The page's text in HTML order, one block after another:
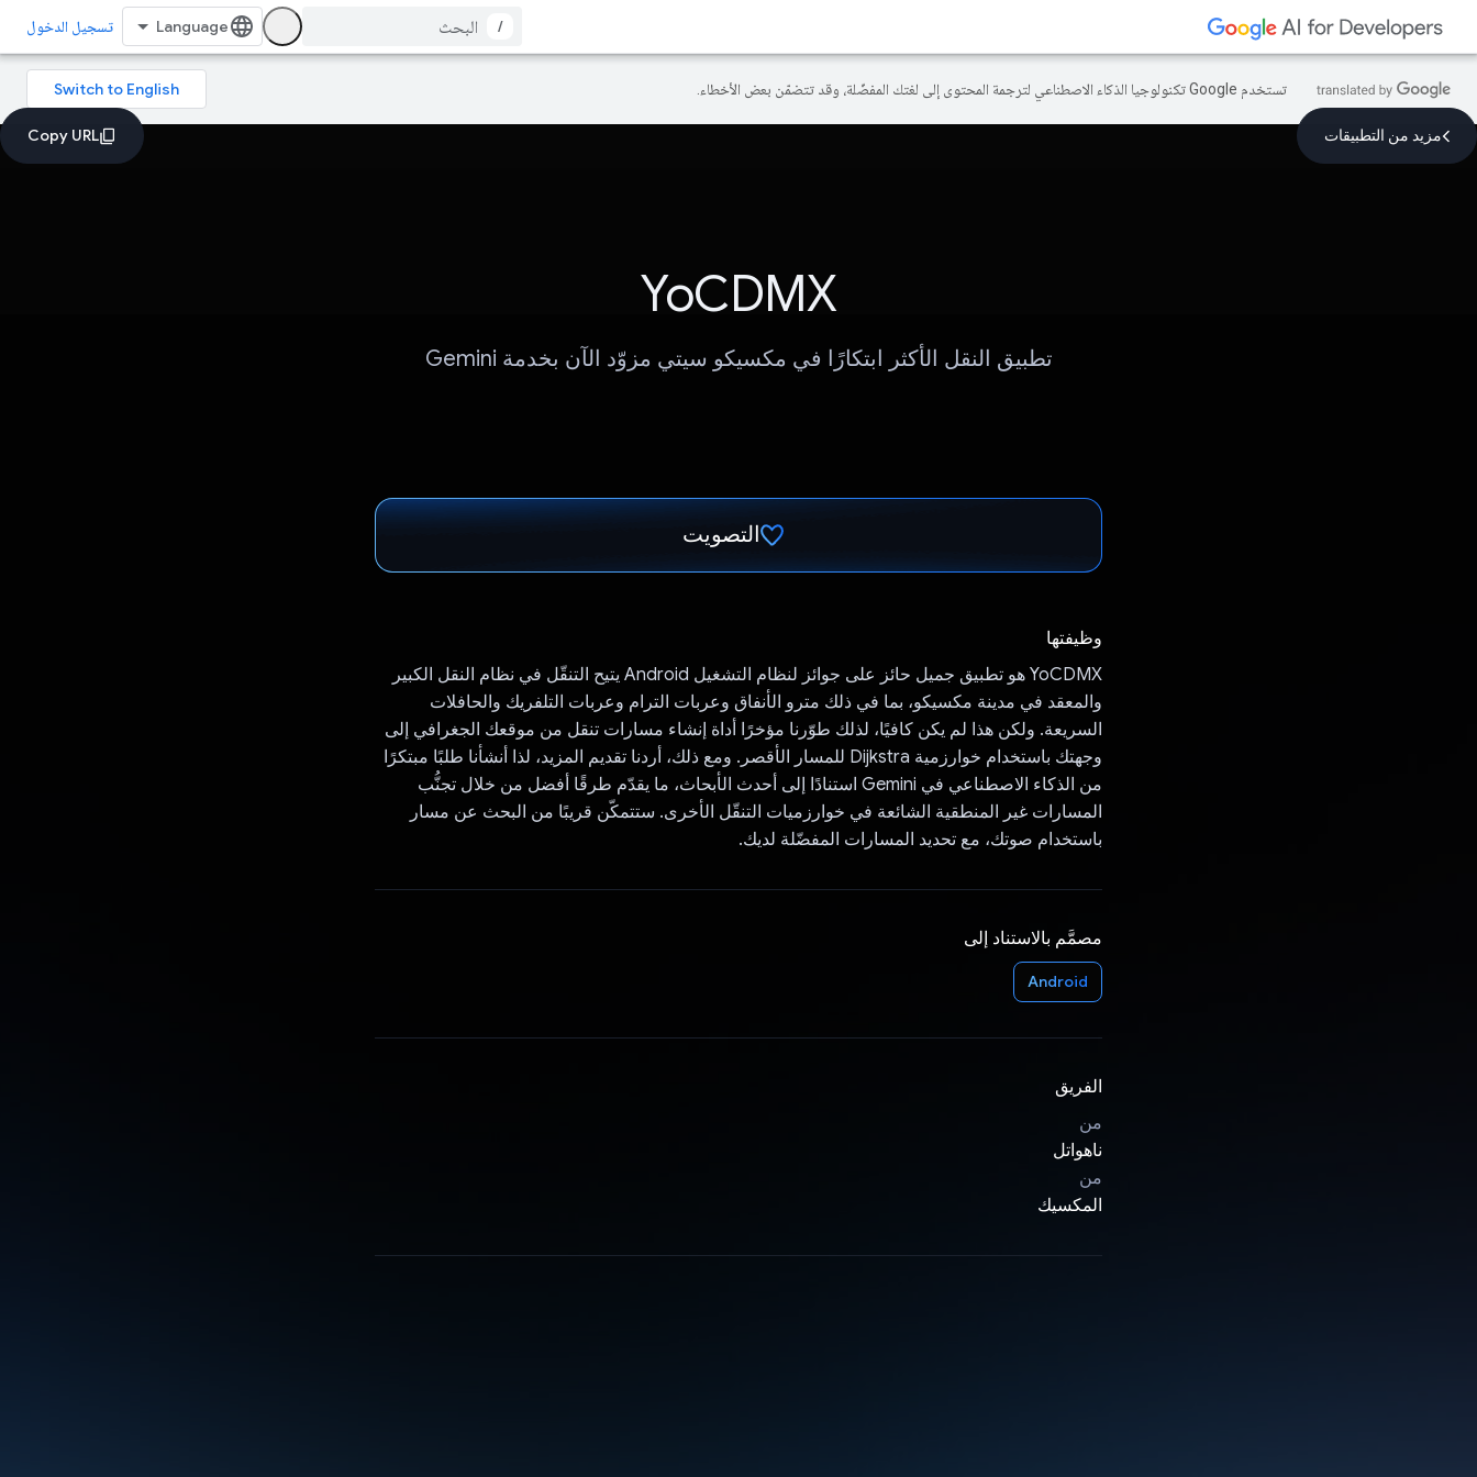
/ تسجيل الدخول
تستخدم Google تكنولوجيا الذكاء الاصطناعي لترجمة المحتوى إلى لغتك المفضّلة، وقد تتضمّن بعض الأخطاء.
مزيد من التطبيقات
YoCDMX
تطبيق النقل الأكثر ابتكارًا في مكسيكو سيتي مزوّد الآن بخدمة Gemini
التصويت
وظيفتها
‫YoCDMX هو تطبيق جميل حائز على جوائز لنظام التشغيل Android يتيح التنقّل في نظام النقل الكبير
والمعقد في مدينة مكسيكو، بما في ذلك مترو الأنفاق وعربات الترام وعربات التلفريك والحافلات
السريعة. ولكن هذا لم يكن كافيًا، لذلك طوّرنا مؤخرًا أداة إنشاء مسارات تنقل من موقعك الجغرافي إلى
وجهتك باستخدام خوارزمية Dijkstra للمسار الأقصر. ومع ذلك، أردنا تقديم المزيد، لذا أنشأنا طلبًا مبتكرًا
من الذكاء الاصطناعي في Gemini استنادًا إلى أحدث الأبحاث، ما يقدّم طرقًا أفضل من خلال تجنُّب
المسارات غير المنطقية الشائعة في خوارزميات التنقّل الأخرى. ستتمكّن قريبًا من البحث عن مسار
باستخدام صوتك، مع تحديد المسارات المفضّلة لديك.
مصمَّم بالاستناد إلى
Android
الفريق
من
ناهواتل
من
المكسيك